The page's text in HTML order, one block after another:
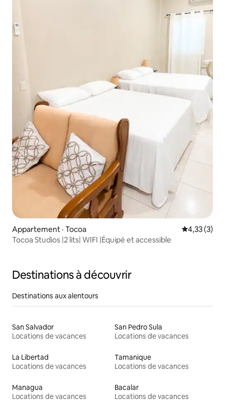
Appartement · Tocoa Note
4,33 (3)
Tocoa Studios |2 lits| WIFI |Équipé et accessible
Destinations à découvrir
Destinations aux alentours
San Salvador
Locations de vacances
San Pedro Sula
Locations de vacances
La Libertad
Locations de vacances
Tamanique
Locations de vacances
Managua
Locations de vacances
Bacalar
Locations de vacances